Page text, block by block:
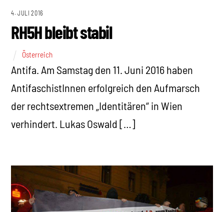
4. JULI 2016
RH5H bleibt stabil
Österreich
Antifa. Am Samstag den 11. Juni 2016 haben
AntifaschistInnen erfolgreich den Aufmarsch
der rechtsextremen „Identitären“ in Wien
verhindert. Lukas Oswald […]